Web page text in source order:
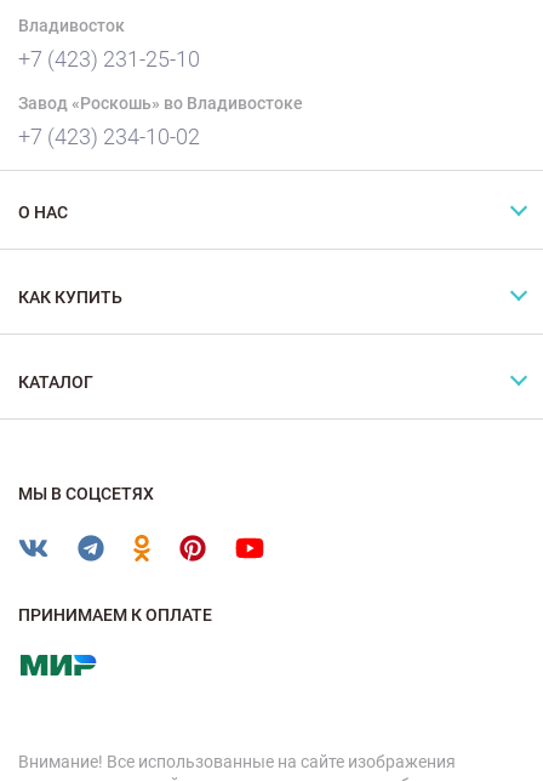
Владивосток
+7 (423) 231-25-10
Завод «Роскошь» во Владивостоке
+7 (423) 234-10-02
О НАС
КАК КУПИТЬ
КАТАЛОГ
МЫ В СОЦСЕТЯХ
ПРИНИМАЕМ К ОПЛАТЕ
Внимание! Все использованные на сайте изображения